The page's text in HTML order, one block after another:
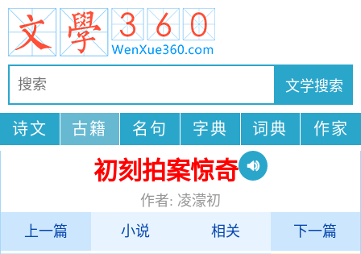
诗文 古籍 名句 字典 词典 作家
初刻拍案惊奇
作者: 凌濛初
上一篇
小说 相关 下一篇